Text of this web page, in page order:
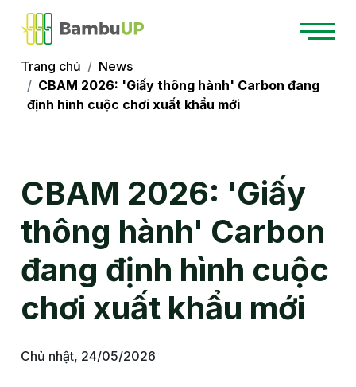
Trang chủ
News
CBAM 2026: 'Giấy thông hành' Carbon đang
định hình cuộc chơi xuất khẩu mới
CBAM 2026: 'Giấy
thông hành' Carbon
đang định hình cuộc
chơi xuất khẩu mới
Chủ nhật, 24/05/2026